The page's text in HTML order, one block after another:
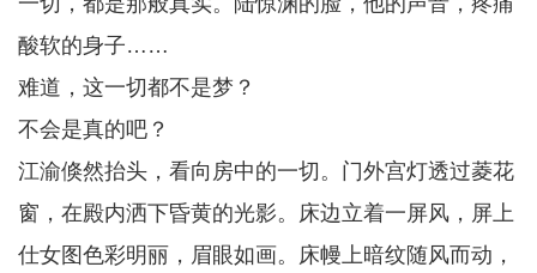
酸软的身子……
难道，这一切都不是梦？
不会是真的吧？
江渝倏然抬头，看向房中的一切。门外宫灯透过菱花
窗，在殿内洒下昏黄的光影。床边立着一屏风，屏上
仕女图色彩明丽，眉眼如画。床幔上暗纹随风而动，